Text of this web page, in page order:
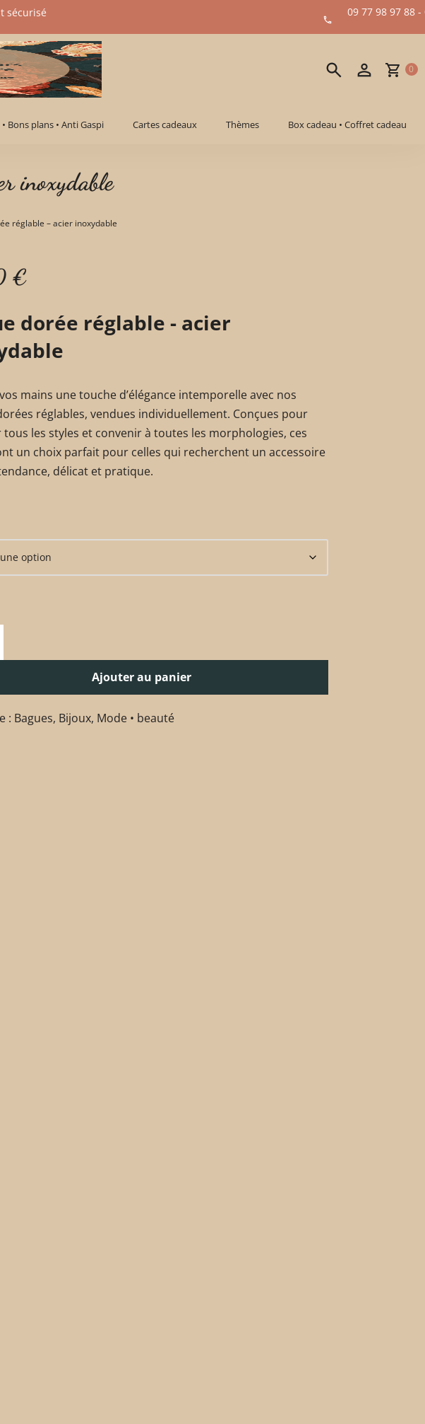
09 77 98 97 88 -
sécurisé​
0
Bons plans • Anti Gaspi Cartes cadeaux Thèmes Box cadeau • Coffret cadeau
inoxydable
réglable – acier inoxydable
€
dorée réglable - acier
mains une touche d’élégance intemporelle avec nos
réglables, vendues individuellement. Conçues pour
les styles et convenir à toutes les morphologies, ces
un choix parfait pour celles qui recherchent un accessoire
délicat et pratique.
Ajouter au panier
: Bagues, Bijoux, Mode • beauté